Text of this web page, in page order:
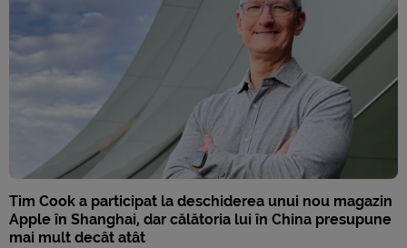
Tim Cook a participat la deschiderea unui nou magazin
Apple în Shanghai, dar călătoria lui în China presupune
mai mult decât atât